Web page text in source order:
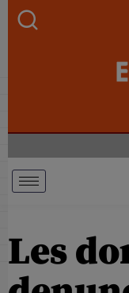
Les